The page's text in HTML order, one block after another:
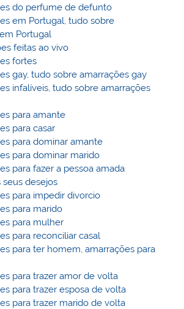
do perfume de defunto
em Portugal, tudo sobre
Portugal
feitas ao vivo
fortes
gay, tudo sobre amarrações gay
infalíveis, tudo sobre amarrações
para amante
para casar
para dominar amante
para dominar marido
para fazer a pessoa amada
desejos
para impedir divorcio
para marido
para mulher
para reconciliar casal
para ter homem, amarrações para
para trazer amor de volta
para trazer esposa de volta
para trazer marido de volta